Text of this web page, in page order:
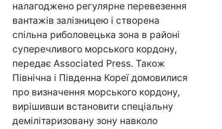
налагоджено регулярне перевезення
вантажів залізницею і створена
спільна риболовецька зона в районі
суперечливого морського кордону,
передає Associated Press. Також
Північна і Південна Кореї домовилися
про визначення морського кордону,
вирішивши встановити спеціальну
демілітаризовану зону навколо